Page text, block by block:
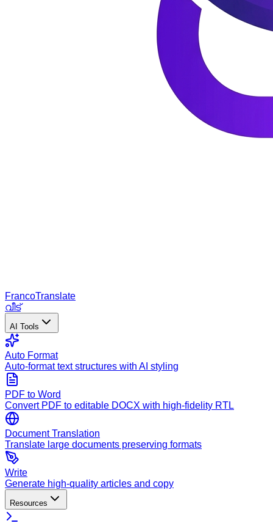
FrancoTranslate
വീട്
AI Tools
Auto Format
Auto-format text structures with AI styling
PDF to Word
Convert PDF to editable DOCX with high-fidelity RTL
Document Translation
Translate large documents preserving formats
Write
Generate high-quality articles and copy
Resources